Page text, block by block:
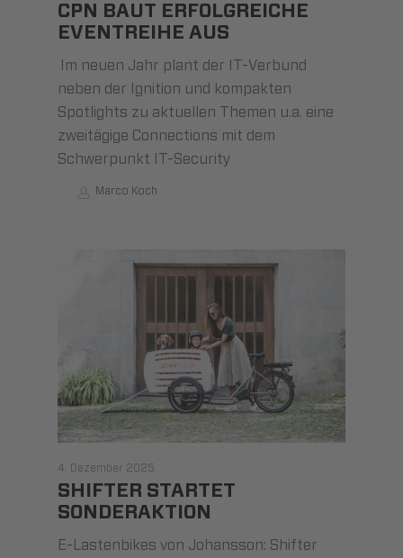
CPN BAUT ERFOLGREICHE
EVENTREIHE AUS
Im neuen Jahr plant der IT-Verbund
neben der Ignition und kompakten
Spotlights zu aktuellen Themen u.a. eine
zweitägige Connections mit dem
Schwerpunkt IT-Security
Marco Koch
4. Dezember 2025
SHIFTER STARTET
SONDERAKTION
E-Lastenbikes von Johansson: Shifter